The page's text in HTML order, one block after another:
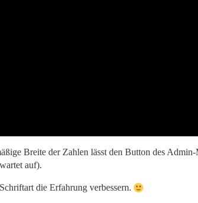
Breite der Zahlen lässt den Button des
auf).
die Erfahrung verbessern.